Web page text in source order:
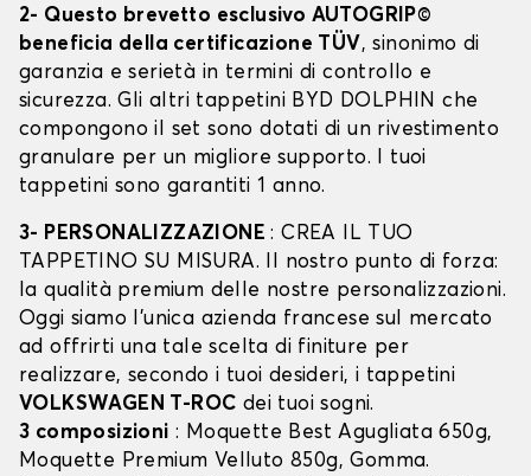
2- Questo brevetto esclusivo AUTOGRIP©
beneficia della certificazione TÜV, sinonimo di
garanzia e serietà in termini di controllo e
sicurezza. Gli altri tappetini BYD DOLPHIN che
compongono il set sono dotati di un rivestimento
granulare per un migliore supporto. I tuoi
tappetini sono garantiti 1 anno.
3- PERSONALIZZAZIONE: CREA IL TUO
TAPPETINO SU MISURA. Il nostro punto di forza:
la qualità premium delle nostre personalizzazioni.
Oggi siamo l’unica azienda francese sul mercato
ad offrirti una tale scelta di finiture per
realizzare, secondo i tuoi desideri, i tappetini
VOLKSWAGEN T-ROC dei tuoi sogni.
3 composizioni : Moquette Best Agugliata 650g,
Moquette Premium Velluto 850g, Gomma.